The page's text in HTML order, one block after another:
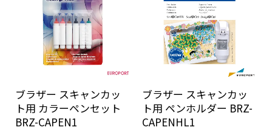
ブラザー スキャンカッ
ト用 カラーペンセット
BRZ-CAPEN1
ブラザー スキャンカッ
ト用 ペンホルダー BRZ-
CAPENHL1